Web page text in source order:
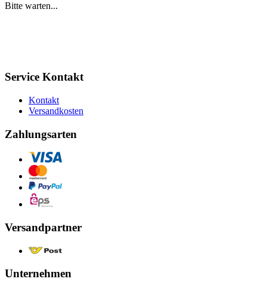
Bitte warten...
Service Kontakt
Kontakt
Versandkosten
Zahlungsarten
Versandpartner
Unternehmen